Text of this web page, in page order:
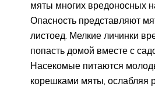
мяты многих вредоносных
Опасность представляют
листоед. Мелкие личинки
попасть домой вместе с
Насекомые питаются
корешками мяты, ослабляя